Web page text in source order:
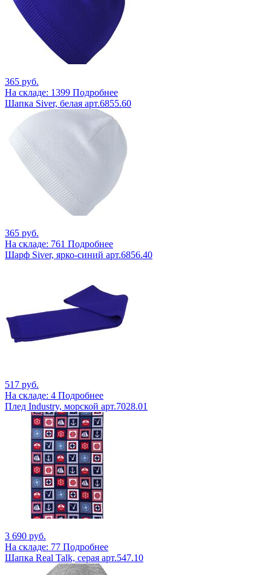
365 руб.
На складе: 1399 Подробнее
Шапка Siver, белая арт.6855.60
365 руб.
На складе: 761 Подробнее
Шарф Siver, ярко-синий арт.6856.40
517 руб.
На складе: 4 Подробнее
Плед Industry, морской арт.7028.01
3 690 руб.
На складе: 77 Подробнее
Шапка Real Talk, серая арт.547.10